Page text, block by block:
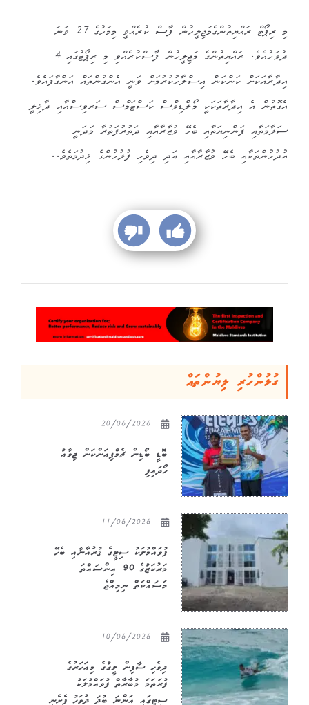
މި ރިޕޯޓް ރައްޔިތުންގެމަޖިލީހުން ފާސް ކުރެއްވީ މިމަހުގެ 27 ވަނަ
ދުވަހުއެވެ. ރައްޔިތުންގެ މަޖިލީހުން ފާސްކުރެއްވި މި ރިޕޯޓުގައި 4
އިދާރާއަކަށް ކަންކަން އިސްލާހުކުރުމަށް ވަނީ އެންގުންތައް އަންގާފައެވެ.
އެގޮތުން އެ އިދާރާތަކަކީ މޯލްޑިވްސް ކަސްޓަމްސް ސަރވިސްއާއި ދާޚިލީ
ސަލާމަތާއި ފަންނިޔަތާއި ބެހޭ ވުޒާރާއާއި ދަތުރުފަތުރާ މަދަނީ
އުދުހުންތަކާއި ބެހޭ ވުޒާރާއާއި އަދި ދިވެހި ފުލުހުންގެ ޚިދުމަތެވެ..
ގުޅުންހުރި ލިޔުންތައް
ބޮޑީ ބޯޑިން ޗެމްޕިއަންކަން ޖިވާއު
ހޯދައިފި
ފުވައްމުލަކު ސިޓީގެ ޤުރުއާނާއި ބެހޭ
މަރުކަޒުގެ 90 އިންސައްތަ
މަސައްކަތް ނިމިއްޖެ
ދިވެހި ސާފިން ލީގުގެ މިއަހަރުގެ
ފުރަތަމަ މުބާރާތް ފުވައްމުލަކު